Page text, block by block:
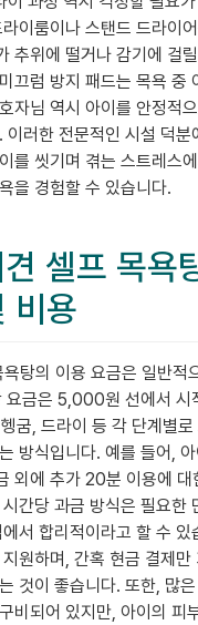
이룸이나 스탠드 드라이
추위에 떨거나 감기에 걸
끄럼 방지 패드는 목욕 중
자님 역시 아이를 안정적
러한 전문적인 시설 덕분
를 씻기며 겪는 스트레스
을 경험할 수 있습니다.
셀프 목욕
비용
탕의 이용 요금은 일반적
요금은 5,000원 선에서 시
굼, 드라이 등 각 단계별
방식입니다. 예를 들어,
외에 추가 20분 이용에 대
간당 과금 방식은 필요한
서 합리적이라고 할 수 있
원하며, 간혹 현금 결제만
것이 좋습니다. 또한, 많은
비되어 있지만, 아이의 피